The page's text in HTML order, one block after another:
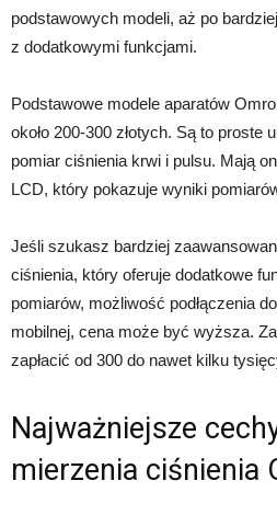
podstawowych modeli, aż po
z dodatkowymi funkcjami.
Podstawowe modele aparatów
około 200-300 złotych. Są to proste
pomiar ciśnienia krwi i pulsu. Mają
LCD, który pokazuje wyniki
Jeśli szukasz bardziej
ciśnienia, który oferuje dodatkowe
pomiarów, możliwość podłączenia
mobilnej, cena może być wyższa.
zapłacić od 300 do nawet kilku
Najważniejsze
mierzenia ciśnienia